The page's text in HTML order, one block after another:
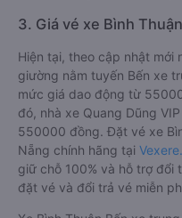
3. Giá vé xe Bình
Hiện tại, theo cập nhật mới
giường nằm tuyến Bến xe
mức giá dao động từ
đó, nhà xe Quang Dũng
550000 đồng. Đặt vé xe
Nẵng chính hãng tại
giữ chỗ 100% và hỗ trợ đổi
đặt vé và đổi trả vé miễn